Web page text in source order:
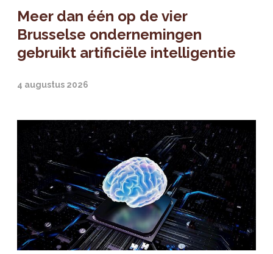
Meer dan één op de vier
Brusselse ondernemingen
gebruikt artificiële intelligentie
4 augustus 2026